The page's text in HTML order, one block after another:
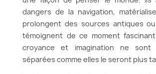
dangers de la navigation,
prolongent des sources antiques
témoignent de ce moment
croyance et imagination ne sont
séparées comme elles le seront plus